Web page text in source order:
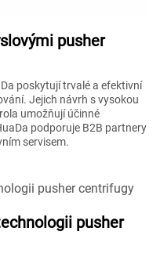
pusher
poskytují trvalé a efektivní
Jejich návrh s vysokou
umožňují účinné
podporuje B2B partnery
servisem.
pusher